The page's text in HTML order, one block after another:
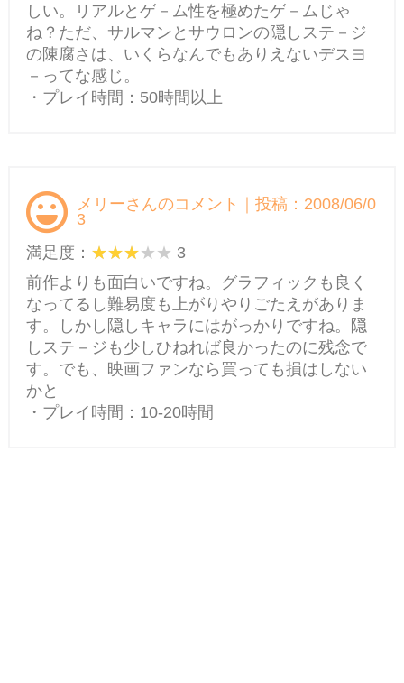
しい。リアルとゲ－ム性を極めたゲ－ムじゃ
ね？ただ、サルマンとサウロンの隠しステ－ジ
の陳腐さは、いくらなんでもありえないデスヨ
－ってな感じ。
・プレイ時間：50時間以上
メリーさんのコメント｜投稿：2008/06/0
3
満足度：
3
前作よりも面白いですね。グラフィックも良く
なってるし難易度も上がりやりごたえがありま
す。しかし隠しキャラにはがっかりですね。隠
しステ－ジも少しひねれば良かったのに残念で
す。でも、映画ファンなら買っても損はしない
かと
・プレイ時間：10-20時間